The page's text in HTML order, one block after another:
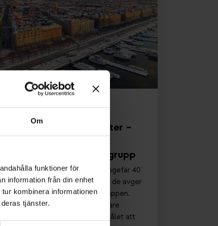
Om
funktioner för
information från din enhet
kombinera informationen
tjänster.
2025-04-14
Energiråd för fastigheter –
Fabrikanternas Energigrupp
Svenska byggnader förbrukar ungefär 40
% av Sveriges totala energi och de avger
en femtedel av växthusgasutsläppen.
Fastighetsägarna står inför tuffare
energihushållningsregler med målet att